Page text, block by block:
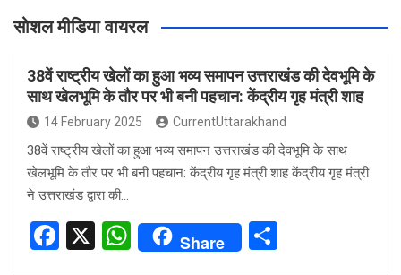
सोशल मीडिया वायरल
38वें राष्ट्रीय खेलों का हुआ भव्य समापन उत्तराखंड की देवभूमि के
साथ खेलभूमि के तौर पर भी बनी पहचान: केंद्रीय गृह मंत्री शाह
14 February 2025 CurrentUttarakhand
38वें राष्ट्रीय खेलों का हुआ भव्य समापन उत्तराखंड की देवभूमि के साथ
खेलभूमि के तौर पर भी बनी पहचान: केंद्रीय गृह मंत्री शाह केंद्रीय गृह मंत्री
ने उत्तराखंड द्वारा की…
F
X
W
Share